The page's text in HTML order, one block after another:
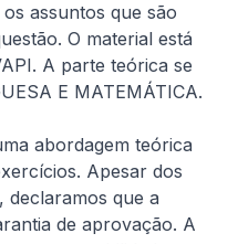
assuntos que são
O material está
A parte teórica se
E MATEMÁTICA.
abordagem teórica
Apesar dos
declaramos que a
de aprovação. A